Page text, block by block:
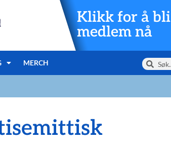
Klikk for å bli
medlem nå
MERCH